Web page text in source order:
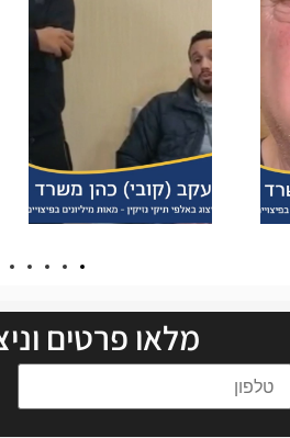
מלאו פרטים